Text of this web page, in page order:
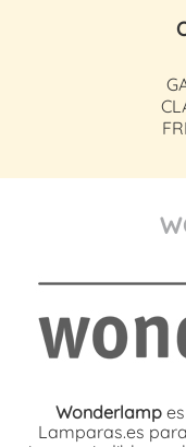
Wonderlampes
Lamparas.es